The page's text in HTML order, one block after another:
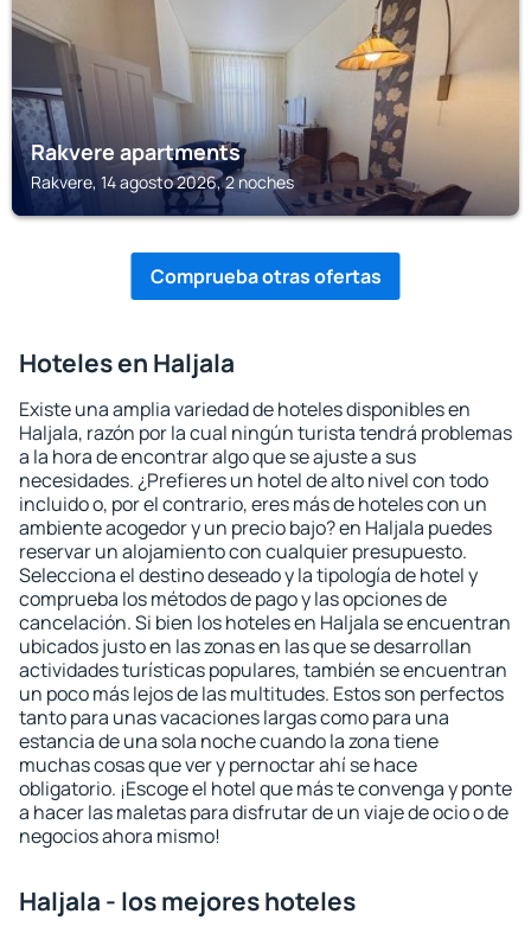
Rakvere apartments
Rakvere, 14 agosto 2026, 2 noches
Comprueba otras ofertas
Hoteles en Haljala
Existe una amplia variedad de hoteles disponibles en
Haljala, razón por la cual ningún turista tendrá problemas
a la hora de encontrar algo que se ajuste a sus
necesidades. ¿Prefieres un hotel de alto nivel con todo
incluido o, por el contrario, eres más de hoteles con un
ambiente acogedor y un precio bajo? en Haljala puedes
reservar un alojamiento con cualquier presupuesto.
Selecciona el destino deseado y la tipología de hotel y
comprueba los métodos de pago y las opciones de
cancelación. Si bien los hoteles en Haljala se encuentran
ubicados justo en las zonas en las que se desarrollan
actividades turísticas populares, también se encuentran
un poco más lejos de las multitudes. Estos son perfectos
tanto para unas vacaciones largas como para una
estancia de una sola noche cuando la zona tiene
muchas cosas que ver y pernoctar ahí se hace
obligatorio. ¡Escoge el hotel que más te convenga y ponte
a hacer las maletas para disfrutar de un viaje de ocio o de
negocios ahora mismo!
Haljala - los mejores hoteles